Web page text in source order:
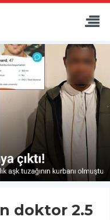
doktor 2.5